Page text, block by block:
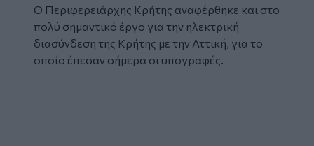
Ο Περιφερειάρχης Κρήτης αναφέρθηκε και στο
πολύ σημαντικό έργο για την ηλεκτρική
διασύνδεση της Κρήτης με την Αττική, για το
οποίο έπεσαν σήμερα οι υπογραφές.